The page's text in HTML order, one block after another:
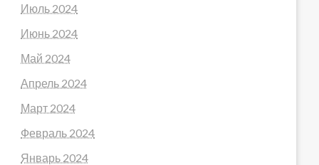
Июль 2024
Июнь 2024
Май 2024
Апрель 2024
Март 2024
Февраль 2024
Январь 2024